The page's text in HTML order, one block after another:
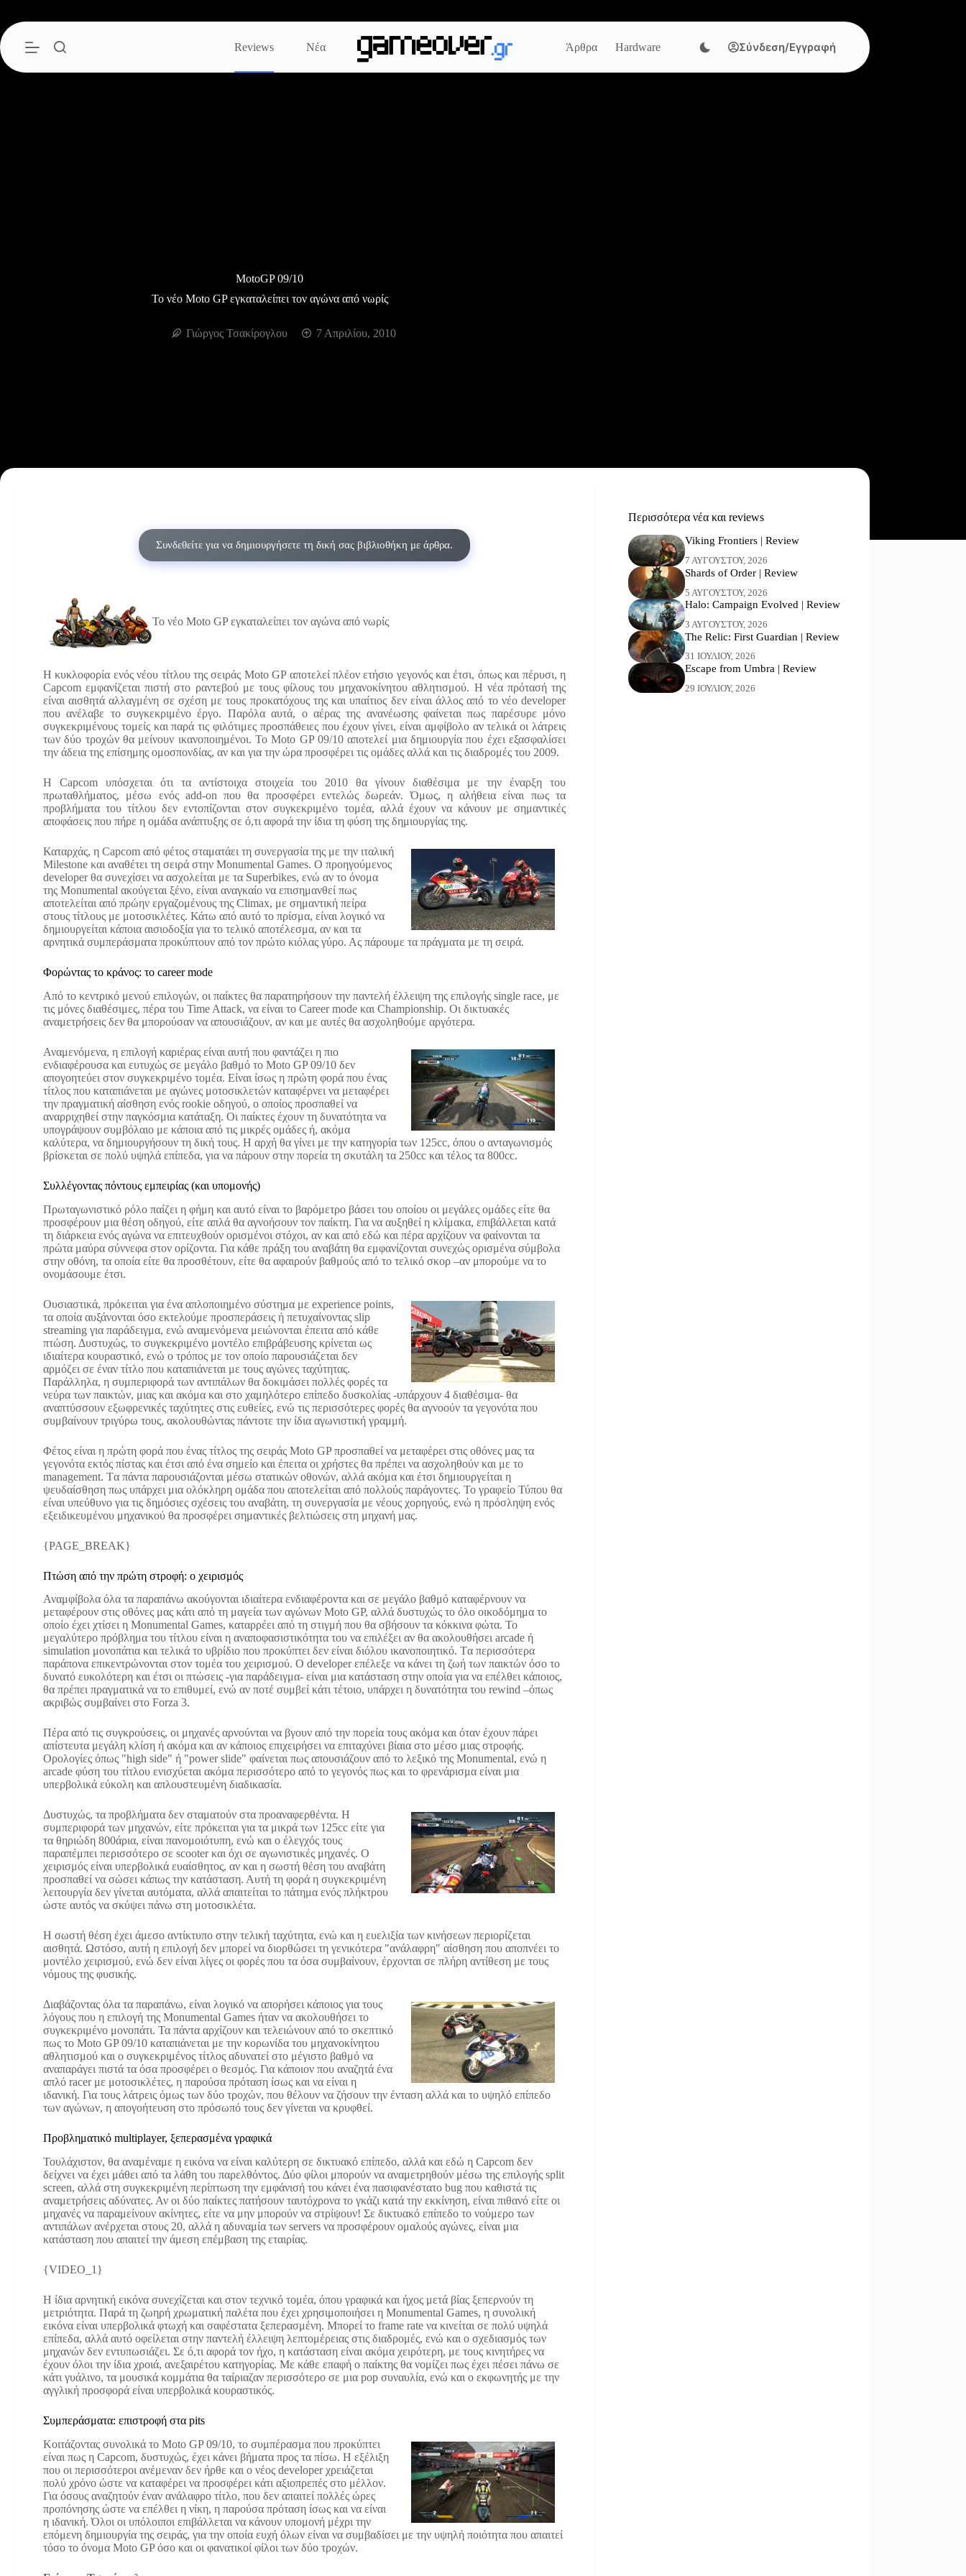
περιεχόμενο
Reviews
Νέα Άρθρα Hardware Σύνδεση/Εγγραφή
MotoGP 09/10
Το νέο Moto GP εγκαταλείπει τον αγώνα από νωρίς
Γιώργος Τσακίρογλου 7 Απριλίου, 2010
Συνδεθείτε για να δημιουργήσετε τη δική σας βιβλιοθήκη με άρθρα.
Το νέο Moto GP εγκαταλείπει τον αγώνα από νωρίς
Η κυκλοφορία ενός νέου τίτλου της σειράς Moto GP αποτελεί πλέον ετήσιο γεγονός και έτσι, όπως και πέρυσι, η
Capcom εμφανίζεται πιστή στο ραντεβού με τους φίλους του μηχανοκίνητου αθλητισμού. Η νέα πρότασή της
είναι αισθητά αλλαγμένη σε σχέση με τους προκατόχους της και υπαίτιος δεν είναι άλλος από το νέο developer
που ανέλαβε το συγκεκριμένο έργο. Παρόλα αυτά, ο αέρας της ανανέωσης φαίνεται πως παρέσυρε μόνο
συγκεκριμένους τομείς και παρά τις φιλότιμες προσπάθειες που έχουν γίνει, είναι αμφίβολο αν τελικά οι λάτρεις
των δύο τροχών θα μείνουν ικανοποιημένοι. Το Moto GP 09/10 αποτελεί μια δημιουργία που έχει εξασφαλίσει
την άδεια της επίσημης ομοσπονδίας, αν και για την ώρα προσφέρει τις ομάδες αλλά και τις διαδρομές του 2009.
Η Capcom υπόσχεται ότι τα αντίστοιχα στοιχεία του 2010 θα γίνουν διαθέσιμα με την έναρξη του
πρωταθλήματος, μέσω ενός add-on που θα προσφέρει εντελώς δωρεάν. Όμως, η αλήθεια είναι πως τα
προβλήματα του τίτλου δεν εντοπίζονται στον συγκεκριμένο τομέα, αλλά έχουν να κάνουν με σημαντικές
αποφάσεις που πήρε η ομάδα ανάπτυξης σε ό,τι αφορά την ίδια τη φύση της δημιουργίας της.
Καταρχάς, η Capcom από φέτος σταματάει τη συνεργασία της με την ιταλική
Milestone και αναθέτει τη σειρά στην Monumental Games. Ο προηγούμενος
developer θα συνεχίσει να ασχολείται με τα Superbikes, ενώ αν το όνομα
της Monumental ακούγεται ξένο, είναι αναγκαίο να επισημανθεί πως
αποτελείται από πρώην εργαζομένους της Climax, με σημαντική πείρα
στους τίτλους με μοτοσικλέτες. Κάτω από αυτό το πρίσμα, είναι λογικό να
δημιουργείται κάποια αισιοδοξία για το τελικό αποτέλεσμα, αν και τα
αρνητικά συμπεράσματα προκύπτουν από τον πρώτο κιόλας γύρο. Ας πάρουμε τα πράγματα με τη σειρά.
Φορώντας το κράνος: το career mode
Από το κεντρικό μενού επιλογών, οι παίκτες θα παρατηρήσουν την παντελή έλλειψη της επιλογής single race, με
τις μόνες διαθέσιμες, πέρα του Time Attack, να είναι το Career mode και Championship. Oι δικτυακές
αναμετρήσεις δεν θα μπορούσαν να απουσιάζουν, αν και με αυτές θα ασχοληθούμε αργότερα.
Αναμενόμενα, η επιλογή καριέρας είναι αυτή που φαντάζει η πιο
ενδιαφέρουσα και ευτυχώς σε μεγάλο βαθμό το Moto GP 09/10 δεν
απογοητεύει στον συγκεκριμένο τομέα. Είναι ίσως η πρώτη φορά που ένας
τίτλος που καταπιάνεται με αγώνες μοτοσικλετών καταφέρνει να μεταφέρει
την πραγματική αίσθηση ενός rookie οδηγού, ο οποίος προσπαθεί να
αναρριχηθεί στην παγκόσμια κατάταξη. Οι παίκτες έχουν τη δυνατότητα να
υπογράψουν συμβόλαιο με κάποια από τις μικρές ομάδες ή, ακόμα
καλύτερα, να δημιουργήσουν τη δική τους. Η αρχή θα γίνει με την κατηγορία των 125cc, όπου ο ανταγωνισμός
βρίσκεται σε πολύ υψηλά επίπεδα, για να πάρουν στην πορεία τη σκυτάλη τα 250cc και τέλος τα 800cc.
Συλλέγοντας πόντους εμπειρίας (και υπομονής)
Πρωταγωνιστικό ρόλο παίζει η φήμη και αυτό είναι το βαρόμετρο βάσει του οποίου οι μεγάλες ομάδες είτε θα
προσφέρουν μια θέση οδηγού, είτε απλά θα αγνοήσουν τον παίκτη. Για να αυξηθεί η κλίμακα, επιβάλλεται κατά
τη διάρκεια ενός αγώνα να επιτευχθούν ορισμένοι στόχοι, αν και από εδώ και πέρα αρχίζουν να φαίνονται τα
πρώτα μαύρα σύννεφα στον ορίζοντα. Για κάθε πράξη του αναβάτη θα εμφανίζονται συνεχώς ορισμένα σύμβολα
στην οθόνη, τα οποία είτε θα προσθέτουν, είτε θα αφαιρούν βαθμούς από το τελικό σκορ –αν μπορούμε να το
ονομάσουμε έτσι.
Ουσιαστικά, πρόκειται για ένα απλοποιημένο σύστημα με experience points,
τα οποία αυξάνονται όσο εκτελούμε προσπεράσεις ή πετυχαίνοντας slip
streaming για παράδειγμα, ενώ αναμενόμενα μειώνονται έπειτα από κάθε
πτώση. Δυστυχώς, το συγκεκριμένο μοντέλο επιβράβευσης κρίνεται ως
ιδιαίτερα κουραστικό, ενώ ο τρόπος με τον οποίο παρουσιάζεται δεν
αρμόζει σε έναν τίτλο που καταπιάνεται με τους αγώνες ταχύτητας.
Παράλληλα, η συμπεριφορά των αντιπάλων θα δοκιμάσει πολλές φορές τα
νεύρα των παικτών, μιας και ακόμα και στο χαμηλότερο επίπεδο δυσκολίας -υπάρχουν 4 διαθέσιμα- θα
αναπτύσσουν εξωφρενικές ταχύτητες στις ευθείες, ενώ τις περισσότερες φορές θα αγνοούν τα γεγονότα που
συμβαίνουν τριγύρω τους, ακολουθώντας πάντοτε την ίδια αγωνιστική γραμμή.
Φέτος είναι η πρώτη φορά που ένας τίτλος της σειράς Moto GP προσπαθεί να μεταφέρει στις οθόνες μας τα
γεγονότα εκτός πίστας και έτσι από ένα σημείο και έπειτα οι χρήστες θα πρέπει να ασχοληθούν και με το
management. Tα πάντα παρουσιάζονται μέσω στατικών οθονών, αλλά ακόμα και έτσι δημιουργείται η
ψευδαίσθηση πως υπάρχει μια ολόκληρη ομάδα που αποτελείται από πολλούς παράγοντες. Το γραφείο Τύπου θα
είναι υπεύθυνο για τις δημόσιες σχέσεις του αναβάτη, τη συνεργασία με νέους χορηγούς, ενώ η πρόσληψη ενός
εξειδικευμένου μηχανικού θα προσφέρει σημαντικές βελτιώσεις στη μηχανή μας.
{PAGE_BREAK}
Πτώση από την πρώτη στροφή: ο χειρισμός
Αναμφίβολα όλα τα παραπάνω ακούγονται ιδιαίτερα ενδιαφέροντα και σε μεγάλο βαθμό καταφέρνουν να
μεταφέρουν στις οθόνες μας κάτι από τη μαγεία των αγώνων Moto GP, αλλά δυστυχώς το όλο οικοδόμημα το
οποίο έχει χτίσει η Monumental Games, καταρρέει από τη στιγμή που θα σβήσουν τα κόκκινα φώτα. Το
μεγαλύτερο πρόβλημα του τίτλου είναι η αναποφασιστικότητα του να επιλέξει αν θα ακολουθήσει arcade ή
simulation μονοπάτια και τελικά το υβρίδιο που προκύπτει δεν είναι διόλου ικανοποιητικό. Tα περισσότερα
παράπονα επικεντρώνονται στον τομέα του χειρισμού. Ο developer επέλεξε να κάνει τη ζωή των παικτών όσο το
δυνατό ευκολότερη και έτσι οι πτώσεις -για παράδειγμα- είναι μια κατάσταση στην οποία για να επέλθει κάποιος,
θα πρέπει πραγματικά να το επιθυμεί, ενώ αν ποτέ συμβεί κάτι τέτοιο, υπάρχει η δυνατότητα του rewind –όπως
ακριβώς συμβαίνει στο Forza 3.
Πέρα από τις συγκρούσεις, οι μηχανές αρνούνται να βγουν από την πορεία τους ακόμα και όταν έχουν πάρει
απίστευτα μεγάλη κλίση ή ακόμα και αν κάποιος επιχειρήσει να επιταχύνει βίαια στο μέσο μιας στροφής.
Ορολογίες όπως "high side" ή "power slide" φαίνεται πως απουσιάζουν από το λεξικό της Monumental, ενώ η
arcade φύση του τίτλου ενισχύεται ακόμα περισσότερο από το γεγονός πως και το φρενάρισμα είναι μια
υπερβολικά εύκολη και απλουστευμένη διαδικασία.
Δυστυχώς, τα προβλήματα δεν σταματούν στα προαναφερθέντα. Η
συμπεριφορά των μηχανών, είτε πρόκειται για τα μικρά των 125cc είτε για
τα θηριώδη 800άρια, είναι πανομοιότυπη, ενώ και ο έλεγχός τους
παραπέμπει περισσότερο σε scooter και όχι σε αγωνιστικές μηχανές. Ο
χειρισμός είναι υπερβολικά ευαίσθητος, αν και η σωστή θέση του αναβάτη
προσπαθεί να σώσει κάπως την κατάσταση. Αυτή τη φορά η συγκεκριμένη
λειτουργία δεν γίνεται αυτόματα, αλλά απαιτείται το πάτημα ενός πλήκτρου
ώστε αυτός να σκύψει πάνω στη μοτοσικλέτα.
Η σωστή θέση έχει άμεσο αντίκτυπο στην τελική ταχύτητα, ενώ και η ευελιξία των κινήσεων περιορίζεται
αισθητά. Ωστόσο, αυτή η επιλογή δεν μπορεί να διορθώσει τη γενικότερα "ανάλαφρη" αίσθηση που αποπνέει το
μοντέλο χειρισμού, ενώ δεν είναι λίγες οι φορές που τα όσα συμβαίνουν, έρχονται σε πλήρη αντίθεση με τους
νόμους της φυσικής.
Διαβάζοντας όλα τα παραπάνω, είναι λογικό να απορήσει κάποιος για τους
λόγους που η επιλογή της Monumental Games ήταν να ακολουθήσει το
συγκεκριμένο μονοπάτι. Τα πάντα αρχίζουν και τελειώνουν από το σκεπτικό
πως το Moto GP 09/10 καταπιάνεται με την κορωνίδα του μηχανοκίνητου
αθλητισμού και ο συγκεκριμένος τίτλος αδυνατεί στο μέγιστο βαθμό να
αναπαράγει πιστά τα όσα προσφέρει ο θεσμός. Για κάποιον που αναζητά ένα
απλό racer με μοτοσικλέτες, η παρούσα πρόταση ίσως και να είναι η
ιδανική. Για τους λάτρεις όμως των δύο τροχών, που θέλουν να ζήσουν την ένταση αλλά και το υψηλό επίπεδο
των αγώνων, η απογοήτευση στο πρόσωπό τους δεν γίνεται να κρυφθεί.
Προβληματικό multiplayer, ξεπερασμένα γραφικά
Τουλάχιστον, θα αναμέναμε η εικόνα να είναι καλύτερη σε δικτυακό επίπεδο, αλλά και εδώ η Capcom δεν
δείχνει να έχει μάθει από τα λάθη του παρελθόντος. Δύο φίλοι μπορούν να αναμετρηθούν μέσω της επιλογής split
screen, αλλά στη συγκεκριμένη περίπτωση την εμφάνισή του κάνει ένα πασιφανέστατο bug που καθιστά τις
αναμετρήσεις αδύνατες. Αν οι δύο παίκτες πατήσουν ταυτόχρονα το γκάζι κατά την εκκίνηση, είναι πιθανό είτε οι
μηχανές να παραμείνουν ακίνητες, είτε να μην μπορούν να στρίψουν! Σε δικτυακό επίπεδο το νούμερο των
αντιπάλων ανέρχεται στους 20, αλλά η αδυναμία των servers να προσφέρουν ομαλούς αγώνες, είναι μια
κατάσταση που απαιτεί την άμεση επέμβαση της εταιρίας.
{VIDEO_1}
Η ίδια αρνητική εικόνα συνεχίζεται και στον τεχνικό τομέα, όπου γραφικά και ήχος μετά βίας ξεπερνούν τη
μετριότητα. Παρά τη ζωηρή χρωματική παλέτα που έχει χρησιμοποιήσει η Monumental Games, η συνολική
εικόνα είναι υπερβολικά φτωχή και σαφέστατα ξεπερασμένη. Μπορεί το frame rate να κινείται σε πολύ υψηλά
επίπεδα, αλλά αυτό οφείλεται στην παντελή έλλειψη λεπτομέρειας στις διαδρομές, ενώ και ο σχεδιασμός των
μηχανών δεν εντυπωσιάζει. Σε ό,τι αφορά τον ήχο, η κατάσταση είναι ακόμα χειρότερη, με τους κινητήρες να
έχουν όλοι την ίδια χροιά, ανεξαιρέτου κατηγορίας. Με κάθε επαφή ο παίκτης θα νομίζει πως έχει πέσει πάνω σε
κάτι γυάλινο, τα μουσικά κομμάτια θα ταίριαζαν περισσότερο σε μια pop συναυλία, ενώ και ο εκφωνητής με την
αγγλική προσφορά είναι υπερβολικά κουραστικός.
Συμπεράσματα: επιστροφή στα pits
Κοιτάζοντας συνολικά το Moto GP 09/10, το συμπέρασμα που προκύπτει
είναι πως η Capcom, δυστυχώς, έχει κάνει βήματα προς τα πίσω. Η εξέλιξη
που οι περισσότεροι ανέμεναν δεν ήρθε και ο νέος developer χρειάζεται
πολύ χρόνο ώστε να καταφέρει να προσφέρει κάτι αξιοπρεπές στο μέλλον.
Για όσους αναζητούν έναν ανάλαφρο τίτλο, που δεν απαιτεί πολλές ώρες
προπόνησης ώστε να επέλθει η νίκη, η παρούσα πρόταση ίσως και να είναι
η ιδανική. Όλοι οι υπόλοιποι επιβάλλεται να κάνουν υπομονή μέχρι την
επόμενη δημιουργία της σειράς, για την οποία ευχή όλων είναι να συμβαδίσει με την υψηλή ποιότητα που απαιτεί
τόσο το όνομα Moto GP όσο και οι φανατικοί φίλοι των δύο τροχών.
Περισσότερα νέα και reviews
Viking Frontiers | Review
7 ΑΥΓΟΎΣΤΟΥ, 2026
Shards of Order | Review
5 ΑΥΓΟΎΣΤΟΥ, 2026
Halo: Campaign Evolved | Review
3 ΑΥΓΟΎΣΤΟΥ, 2026
The Relic: First Guardian | Review
31 ΙΟΥΛΊΟΥ, 2026
Escape from Umbra | Review
29 ΙΟΥΛΊΟΥ, 2026